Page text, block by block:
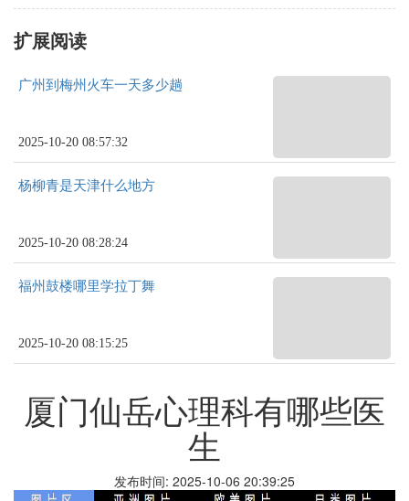
扩展阅读
广州到梅州火车一天多少趟
2025-10-20 08:57:32
杨柳青是天津什么地方
2025-10-20 08:28:24
福州鼓楼哪里学拉丁舞
2025-10-20 08:15:25
厦门仙岳心理科有哪些医
生
发布时间: 2025-10-06 20:39:25